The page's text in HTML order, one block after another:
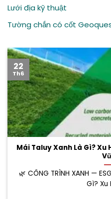
Lưới địa kỹ thuật
Tường chắn có cốt
Mái Taluy Xanh Là Gì? Xu
🌿 CÔNG TRÌNH XANH —
Gì? Xu
22
Th6